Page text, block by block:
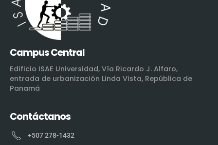
Campus Central
Edificio ISAE Universidad, Vía Ricardo J. Alfaro,
entrada de urbanización Linda Vista, República de
Panamá
Contáctanos
+507 278-1432